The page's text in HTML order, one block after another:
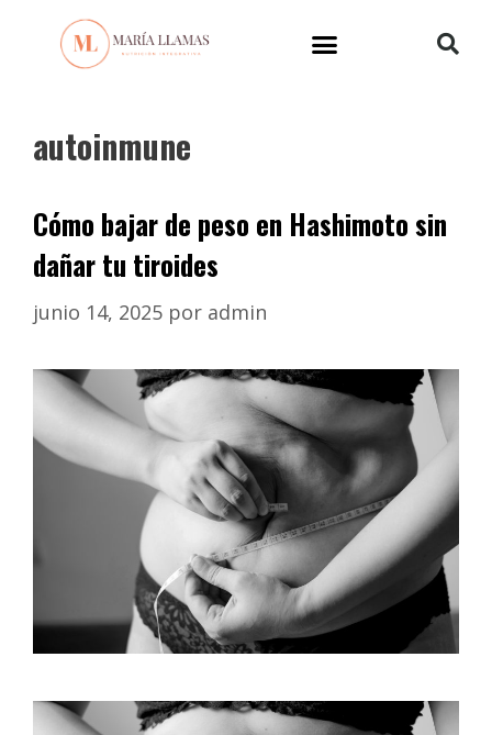
autoinmune
Cómo bajar de peso en Hashimoto sin
dañar tu tiroides
junio 14, 2025 por admin